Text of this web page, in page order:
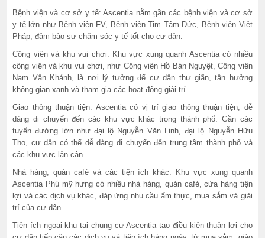
Bệnh viện và cơ sở y tế: Ascentia nằm gần các bệnh viện và cơ sở
y tế lớn như Bệnh viện FV, Bệnh viện Tim Tâm Đức, Bệnh viện Việt
Pháp, đảm bảo sự chăm sóc y tế tốt cho cư dân.
Công viên và khu vui chơi: Khu vực xung quanh Ascentia có nhiều
công viên và khu vui chơi, như Công viên Hồ Bán Nguyệt, Công viên
Nam Vân Khánh, là nơi lý tưởng để cư dân thư giãn, tận hưởng
không gian xanh và tham gia các hoạt động giải trí.
Giao thông thuận tiện: Ascentia có vị trí giao thông thuận tiện, dễ
dàng di chuyển đến các khu vực khác trong thành phố. Gần các
tuyến đường lớn như đại lộ Nguyễn Văn Linh, đại lộ Nguyễn Hữu
Thọ, cư dân có thể dễ dàng di chuyển đến trung tâm thành phố và
các khu vực lân cận.
Nhà hàng, quán café và các tiện ích khác: Khu vực xung quanh
Ascentia Phú mỹ hưng có nhiều nhà hàng, quán café, cửa hàng tiện
lợi và các dịch vụ khác, đáp ứng nhu cầu ẩm thực, mua sắm và giải
trí của cư dân.
Tiện ích ngoại khu tại chung cư Ascentia tạo điều kiện thuận lợi cho